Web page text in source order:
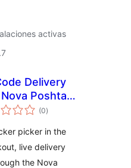
activas
Delivery
Poshta
(0total
de
)
picker in the
live delivery
the Nova